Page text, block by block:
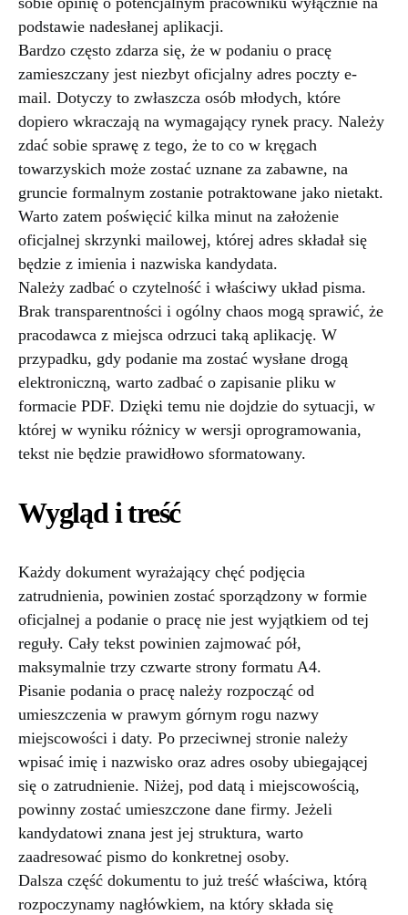
podstawie nadesłanej aplikacji.
Bardzo często zdarza się, że w podaniu o pracę
zamieszczany jest niezbyt oficjalny adres poczty e-
mail. Dotyczy to zwłaszcza osób młodych, które
dopiero wkraczają na wymagający rynek pracy. Należy
zdać sobie sprawę z tego, że to co w kręgach
towarzyskich może zostać uznane za zabawne, na
gruncie formalnym zostanie potraktowane jako nietakt.
Warto zatem poświęcić kilka minut na założenie
oficjalnej skrzynki mailowej, której adres składał się
będzie z imienia i nazwiska kandydata.
Należy zadbać o czytelność i właściwy układ pisma.
Brak transparentności i ogólny chaos mogą sprawić, że
pracodawca z miejsca odrzuci taką aplikację. W
przypadku, gdy podanie ma zostać wysłane drogą
elektroniczną, warto zadbać o zapisanie pliku w
formacie PDF. Dzięki temu nie dojdzie do sytuacji, w
której w wyniku różnicy w wersji oprogramowania,
tekst nie będzie prawidłowo sformatowany.
Wygląd i treść
Każdy dokument wyrażający chęć podjęcia
zatrudnienia, powinien zostać sporządzony w formie
oficjalnej a podanie o pracę nie jest wyjątkiem od tej
reguły. Cały tekst powinien zajmować pół,
maksymalnie trzy czwarte strony formatu A4.
Pisanie podania o pracę należy rozpocząć od
umieszczenia w prawym górnym rogu nazwy
miejscowości i daty. Po przeciwnej stronie należy
wpisać imię i nazwisko oraz adres osoby ubiegającej
się o zatrudnienie. Niżej, pod datą i miejscowością,
powinny zostać umieszczone dane firmy. Jeżeli
kandydatowi znana jest jej struktura, warto
zaadresować pismo do konkretnej osoby.
Dalsza część dokumentu to już treść właściwa, którą
rozpoczynamy nagłówkiem, na który składa się